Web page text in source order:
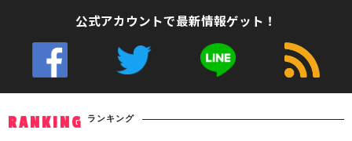
公式アカウントで最新情報ゲット！
RANKING ランキング